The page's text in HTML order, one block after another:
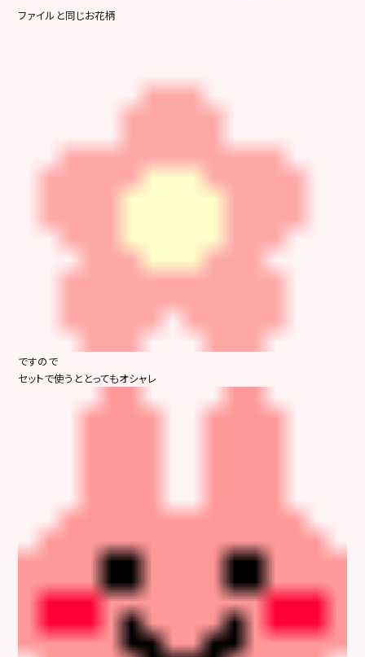
ファイルと同じお花柄
ですので
セットで使うととってもオシャレ